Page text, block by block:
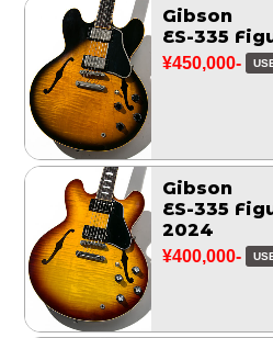
Gibson
ES-335
¥450,000-
Gibson
ES-335
2024
¥400,000-